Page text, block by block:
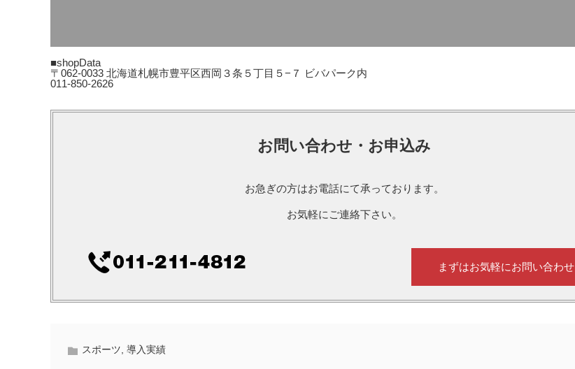
■shopData
〒062-0033 北海道札幌市豊平区西岡３条５丁目５−７ ビバパーク内
011-850-2626
お問い合わせ・お申込み
お急ぎの方はお電話にて承っております。
お気軽にご連絡下さい。
まずはお気軽にお問い合わせ
スポーツ 導入実績